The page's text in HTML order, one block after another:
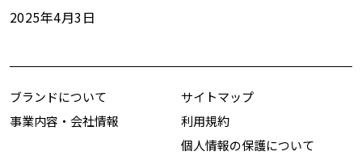
2025年4月3日
ブランドについて
事業内容・会社情報
サイトマップ
利用規約
個人情報の保護について